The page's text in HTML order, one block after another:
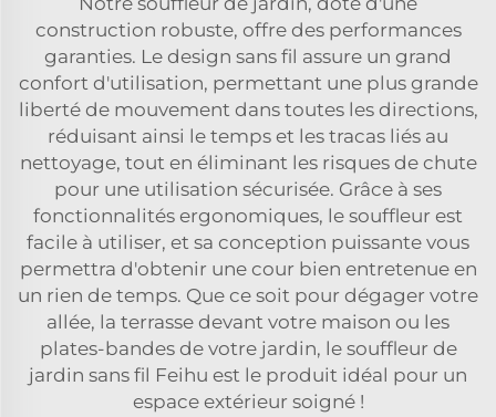
construction robuste, offre des performances
garanties. Le design sans fil assure un grand
confort d'utilisation, permettant une plus grande
liberté de mouvement dans toutes les directions,
réduisant ainsi le temps et les tracas liés au
nettoyage, tout en éliminant les risques de chute
pour une utilisation sécurisée. Grâce à ses
fonctionnalités ergonomiques, le souffleur est
facile à utiliser, et sa conception puissante vous
permettra d'obtenir une cour bien entretenue en
un rien de temps. Que ce soit pour dégager votre
allée, la terrasse devant votre maison ou les
plates-bandes de votre jardin, le souffleur de
jardin sans fil Feihu est le produit idéal pour un
espace extérieur soigné !